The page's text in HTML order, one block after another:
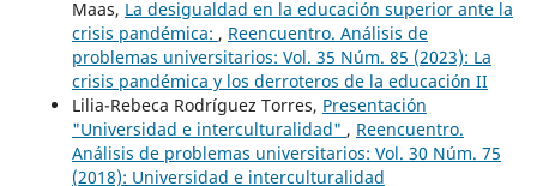
Maas, La desigualdad en la educación superior ante la
crisis pandémica: , Reencuentro. Análisis de
problemas universitarios: Vol. 35 Núm. 85 (2023): La
crisis pandémica y los derroteros de la educación II
Lilia-Rebeca Rodríguez Torres, Presentación
"Universidad e interculturalidad" , Reencuentro.
Análisis de problemas universitarios: Vol. 30 Núm. 75
(2018): Universidad e interculturalidad